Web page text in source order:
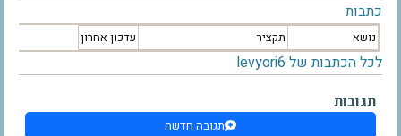
כתבות
נושא תקציר עדכון אחרון
לכל הכתבות של levyori6
תגובות
תגובה חדשה